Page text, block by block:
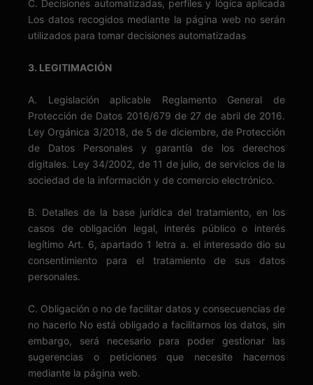
C. Decisiones automatizadas, perfiles y lógica aplicada
Los datos recogidos mediante la página web no serán
utilizados para tomar decisiones automatizadas
3. LEGITIMACIÓN
A. Legislación aplicable Reglamento General de
Protección de Datos 2016/679 de 27 de abril de 2016.
Ley Orgánica 3/2018, de 5 de diciembre, de Protección
de Datos Personales y garantía de los derechos
digitales. Ley 34/2002, de 11 de julio, de servicios de la
sociedad de la información y de comercio electrónico.
B. Detalles de la base jurídica del tratamiento, en los
casos de obligación legal, interés público o interés
legítimo Art. 6, apartado 1 letra a. el interesado dio su
consentimiento para el tratamiento de sus datos
personales.
C. Obligación o no de facilitar datos y consecuencias de
no hacerlo No está obligado a facilitarnos los datos, sin
embargo, será necesario para poder gestionar las
sugerencias o peticiones que necesite hacernos
mediante la página web.